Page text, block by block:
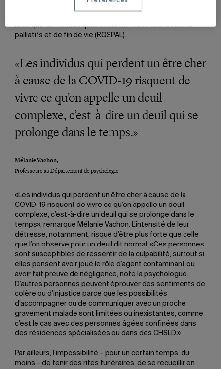
ainsi que du Réseau québécois de recherche en soins
palliatifs et de fin de vie (RQSPAL).
«Les individus qui perdent un être cher
à cause de la COVID-19 risquent de
vivre ce qu’on appelle un deuil
complexe, c’est-à-dire un deuil qui se
prolonge dans le temps.»
Mélanie Vachon,
Professeure au Département de psychologie
«Les individus qui perdent un être cher à cause de la
COVID-19 risquent de vivre ce qu’on appelle un deuil
complexe, c’est-à-dire un deuil qui se prolonge dans le
temps», remarque Mélanie Vachon. L’intensité de leur
détresse, notamment, risque d’être plus forte que celle
que l’on observe pour un deuil dit normal. «Ces personnes
sont susceptibles de ressentir de la culpabilité, surtout si
elles pensent avoir joué le rôle d’agent contaminant ou
avoir fait preuve de négligence, note la psychologue.
D’autres personnes peuvent éprouver des sentiments de
colère ou d’injustice parce que les possibilités
d’accompagner ou de communiquer avec un proche
gravement malade sont limitées ou inexistantes, comme
c’est le cas avec des personnes âgées confinées dans
des résidences spécialisées ou dans des CHSLD.»
Par ailleurs, l’impossibilité – pour un certain temps, du
moins – de tenir des rites funéraires, de se recueillir en